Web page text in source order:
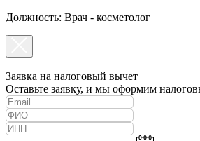
Должность: Врач - косметолог
Заявка на налоговый вычет
Оставьте заявку, и мы оформим